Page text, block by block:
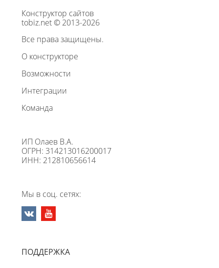
Конструктор сайтов
tobiz.net © 2013-2026
Все права защищены.
О конструкторе
Возможности
Интеграции
Команда
ИП Олаев В.А.
ОГРН: 314213016200017
ИНН: 212810656614
Мы в соц. сетях:
ПОДДЕРЖКА